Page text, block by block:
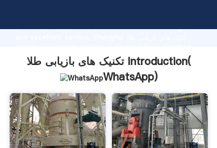
production capability, advanced research strength
customers.
تکنیک های بازیابی طلا Introduction(
WhatsApp)